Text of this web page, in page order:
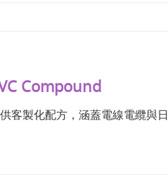
Compound
客製化配方，涵蓋電線電纜與